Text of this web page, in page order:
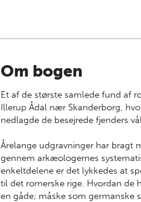
Om bogen
Et af de største samlede fund af
Illerup Ådal nær Skanderborg,
nedlagde de besejrede fjenders
Årelange udgravninger har bragt
gennem arkæologernes
enkeltdelene er det lykkedes at
til det romerske rige. Hvordan de
en gåde; måske som germanske